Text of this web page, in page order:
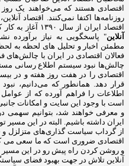
اقتصادی هستند که می‌خواهند یک روز
روزنامه‌ها اکتفا نمی‌کنند. اقتصاد
اقتصاد ایران از سال ۱۳۹۰ آغاز به کار کرده است. هدف ما از راه اندازی "
آنلاین" پاسخگویی به نیاز برآورده
مطمئن اخبار و تحلیل های لحظه به
فعالان اقتصادی در ایران با چالش‌های
چالش‌ها نبود سیستم اطلاع رسانی
اقتصادی را در هفت روز هفته و در
قرار دهد. همانطور که می‌دانیم،
اطلاعات را فراهم آورده که از
است با وجود این سایت و امکانات
و معرفی خواهند شد، بتوانیم سهمی
ایران داشته باشیم. البته در این
از گرداب سیاست گذاری‌های متزلزل و
اقتصادی ضروری است که ما سعی می
و روشن کردن راه پیش رو در این مسیر
آنلاین تلاش در جهت بهبود فضای